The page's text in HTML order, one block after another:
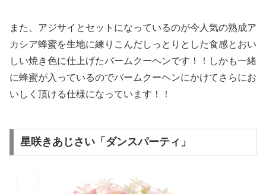
また、アジサイとセットになっているのが今人気の熟成ア
カシア蜂蜜を生地に練りこんだしっとりとした食感とおい
しい焼き色に仕上げたバームクーヘンです！！しかも一緒
に蜂蜜が入っているのでバームクーヘンにかけてさらにお
いしく頂ける仕様になっています！！
星咲きあじさい「ダンスパーティ」